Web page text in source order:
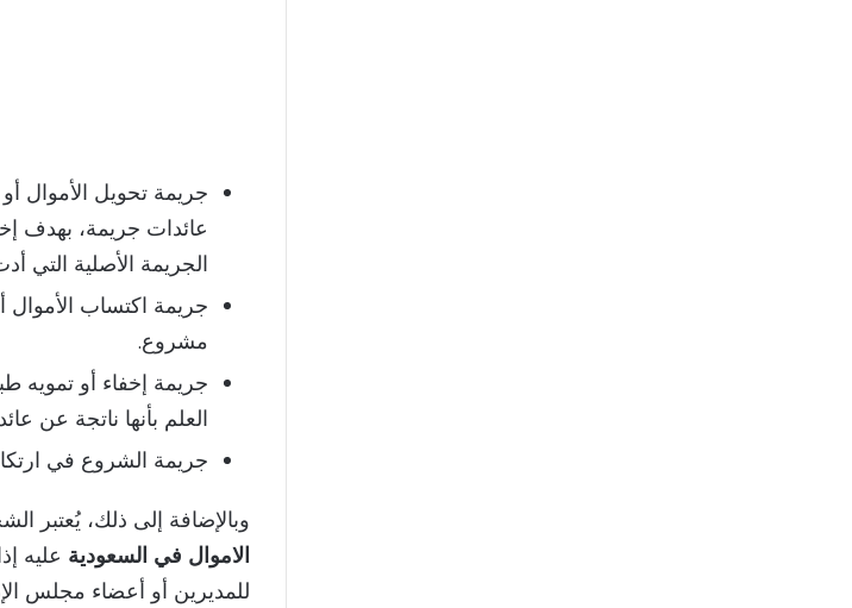
جريمة تحويل الأموال أو
عائدات جريمة، بهدف
الجريمة الأصلية التي
جريمة اكتساب الأموال
مشروع.
جريمة إخفاء أو تمويه
العلم بأنها ناتجة عن
جريمة الشروع في
وبالإضافة إلى ذلك، يُعتبر
الاموال في السعودية عليه
للمديرين أو أعضاء مجلس